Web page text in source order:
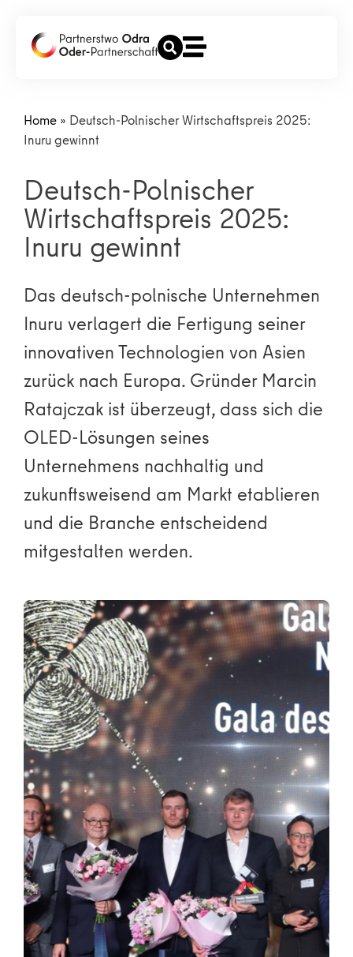
Home » Deutsch-Polnischer Wirtschaftspreis 2025:
Inuru gewinnt
Deutsch-Polnischer
Wirtschaftspreis 2025:
Inuru gewinnt
Das deutsch-polnische Unternehmen
Inuru verlagert die Fertigung seiner
innovativen Technologien von Asien
zurück nach Europa. Gründer Marcin
Ratajczak ist überzeugt, dass sich die
OLED-Lösungen seines
Unternehmens nachhaltig und
zukunftsweisend am Markt etablieren
und die Branche entscheidend
mitgestalten werden.